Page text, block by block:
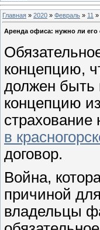
Главная » 2020 » Февраль » 11 »
Аренда офиса: нужно ли его
концепцию,
должен быть
концепцию
в
договор.
Война,
причиной
владельцы